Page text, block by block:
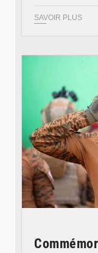
SAVOIR PLUS